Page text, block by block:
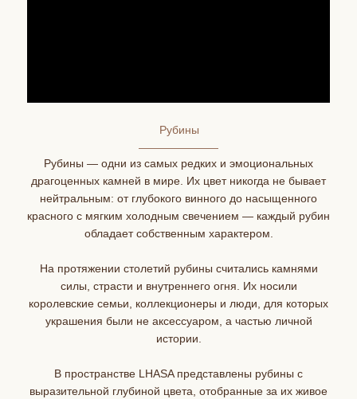
Рубины
Рубины — одни из самых редких и эмоциональных
драгоценных камней в мире. Их цвет никогда не бывает
нейтральным: от глубокого винного до насыщенного
красного с мягким холодным свечением — каждый рубин
обладает собственным характером.
На протяжении столетий рубины считались камнями
силы, страсти и внутреннего огня. Их носили
королевские семьи, коллекционеры и люди, для которых
украшения были не аксессуаром, а частью личной
истории.
В пространстве LHASA представлены рубины с
выразительной глубиной цвета, отобранные за их живое